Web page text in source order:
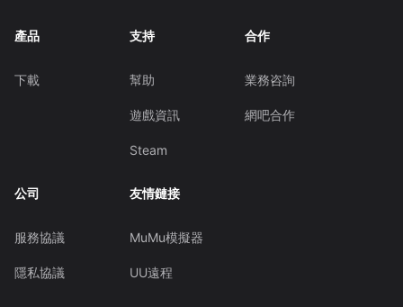
產品
下載
支持
幫助
遊戲資訊
Steam
合作
業務咨詢
網吧合作
公司
服務協議
隱私協議
友情鏈接
MuMu模擬器
UU遠程